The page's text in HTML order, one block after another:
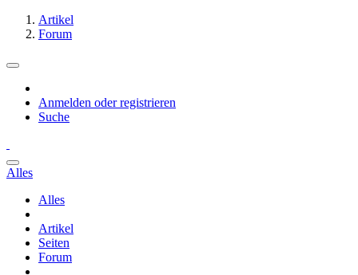
Artikel
Forum
Anmelden oder registrieren
Suche
Alles
Alles
Artikel
Seiten
Forum